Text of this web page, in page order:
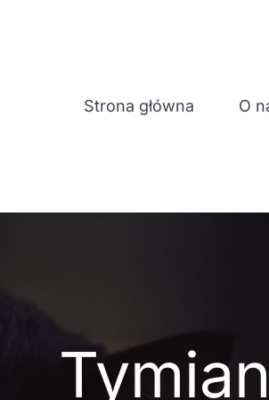
Strona główna O